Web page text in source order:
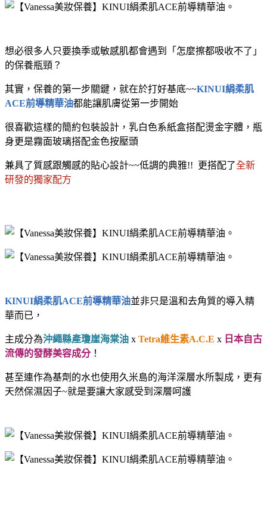
想必很多人只要換季或敏感肌都會遇到「怎麼擦都吸收不了」
的保養瓶頸？
其實，保養的第一步關鍵，就在於打好基底~~KINUI絹柔肌
ACE前導精華油都能讓肌膚從第一步開始
很喜歡這樣的簡約包裝設計，乳白色系紙盒搭配燙金字體，瓶
身更是霧面玻璃搭配金色按壓頭
兼具了質感跟觸感的貼心設計~~低調的典雅!! 更搭配了全新
研發的獨家配方
KINUI絹柔肌ACE前導精華油並非只是溫和去角質的導入精
華而已，
主成分為沖繩縣產瓊崖海棠油 x Tetra維生素A.C.E x 日本自古
流傳的發酵美容成分！
甚至連作為基劑的水也使用久米島的海洋深層水所製成，更有
天然保濕因子~就是要讓大家感受到深層呵護